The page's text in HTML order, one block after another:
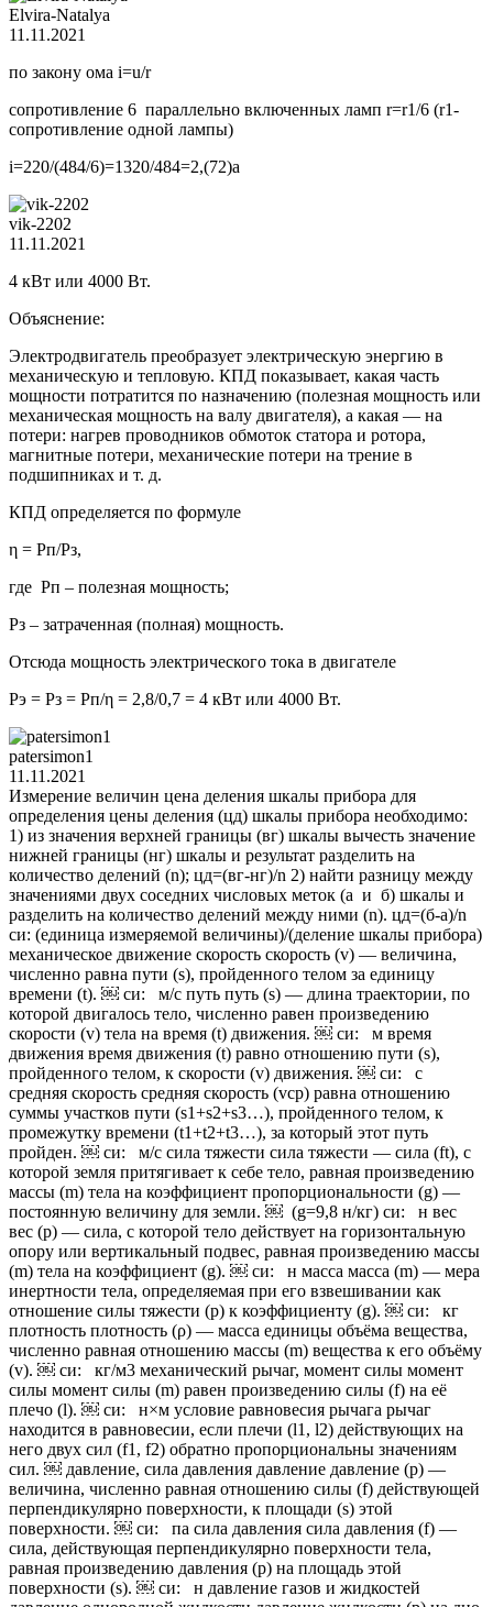
Elvira-Natalya
11.11.2021
по закону ома i=u/r
сопротивление 6 параллельно включенных ламп r=r1/6 (r1-
сопротивление одной лампы)
i=220/(484/6)=1320/484=2,(72)a
vik-2202
11.11.2021
4 кВт или 4000 Вт.
Объяснение:
Электродвигатель преобразует электрическую энергию в
механическую и тепловую. КПД показывает, какая часть
мощности потратится по назначению (полезная мощность или
механическая мощность на валу двигателя), а какая — на
потери: нагрев проводников обмоток статора и ротора,
магнитные потери, механические потери на трение в
подшипниках и т. д.
КПД определяется по формуле
η = Pп/Pз,
где Pп – полезная мощность;
Pз – затраченная (полная) мощность.
Отсюда мощность электрического тока в двигателе
Pэ = Pз = Pп/η = 2,8/0,7 = 4 кВт или 4000 Вт.
patersimon1
11.11.2021
Измерение величин цена деления шкалы прибора для
определения цены деления (цд) шкалы прибора необходимо:
1) из значения верхней границы (вг) шкалы вычесть значение
нижней границы (нг) шкалы и результат разделить на
количество делений (n); цд=(вг-нг)/n 2) найти разницу между
значениями двух соседних числовых меток (а и б) шкалы и
разделить на количество делений между ними (n). цд=(б-а)/n
си: (единица измеряемой величины)/(деление шкалы прибора)
механическое движение скорость скорость (v) — величина,
численно равна пути (s), пройденного телом за единицу
времени (t). ￼ си: м/с путь путь (s) — длина траектории, по
которой двигалось тело, численно равен произведению
скорости (v) тела на время (t) движения. ￼ си: м время
движения время движения (t) равно отношению пути (s),
пройденного телом, к скорости (v) движения. ￼ си: с
средняя скорость средняя скорость (vср) равна отношению
суммы участков пути (s1+s2+s3…), пройденного телом, к
промежутку времени (t1+t2+t3…), за который этот путь
пройден. ￼ си: м/с сила тяжести сила тяжести — сила (ft), с
которой земля притягивает к себе тело, равная произведению
массы (m) тела на коэффициент пропорциональности (g) —
постоянную величину для земли. ￼ (g=9,8 н/кг) си: н вес
вес (p) — сила, с которой тело действует на горизонтальную
опору или вертикальный подвес, равная произведению массы
(m) тела на коэффициент (g). ￼ си: н масса масса (m) — мера
инертности тела, определяемая при его взвешивании как
отношение силы тяжести (p) к коэффициенту (g). ￼ си: кг
плотность плотность (ρ) — масса единицы объёма вещества,
численно равная отношению массы (m) вещества к его объёму
(v). ￼ си: кг/м3 механический рычаг, момент силы момент
силы момент силы (m) равен произведению силы (f) на её
плечо (l). ￼ си: н×м условие равновесия рычага рычаг
находится в равновесии, если плечи (l1, l2) действующих на
него двух сил (f1, f2) обратно пропорциональны значениям
сил. ￼ давление, сила давления давление давление (p) —
величина, численно равная отношению силы (f) действующей
перпендикулярно поверхности, к площади (s) этой
поверхности. ￼ си: па сила давления сила давления (f) —
сила, действующая перпендикулярно поверхности тела,
равная произведению давления (p) на площадь этой
поверхности (s). ￼ си: н давление газов и жидкостей